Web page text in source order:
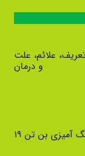
علائم، علت
و درمان
آمیزی بن تن ۱۹